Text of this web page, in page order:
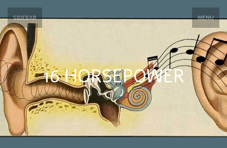
SIDEBAR MENU
16 HORSEPOWER